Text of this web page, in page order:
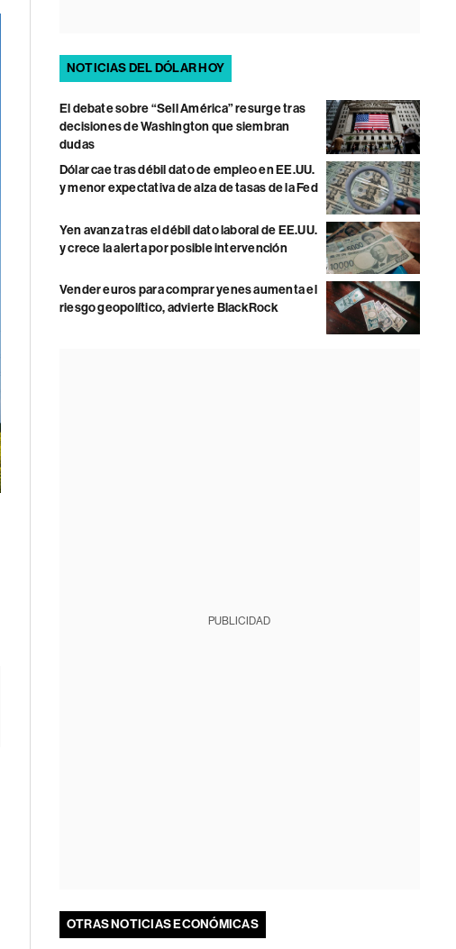
NOTICIAS DEL DÓLAR HOY
El debate sobre “Sell América” resurge tras
decisiones de Washington que siembran
dudas
Dólar cae tras débil dato de empleo en EE.UU.
y menor expectativa de alza de tasas de la Fed
Yen avanza tras el débil dato laboral de EE.UU.
y crece la alerta por posible intervención
Vender euros para comprar yenes aumenta el
riesgo geopolítico, advierte BlackRock
PUBLICIDAD
OTRAS NOTICIAS ECONÓMICAS